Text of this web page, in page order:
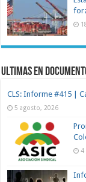
Ultimas en
CLS: Informe #415 |
5 agosto, 2026
4